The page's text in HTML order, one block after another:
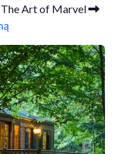
Art of Marvel